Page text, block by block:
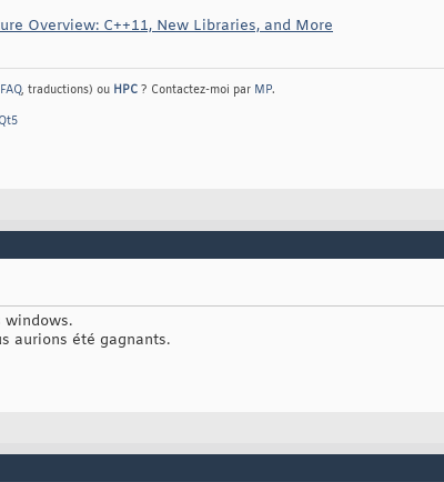
Overview: C++11, New Libraries, and More
FAQ, traductions) ou HPC ? Contactez-moi par MP.
windows.
aurions été gagnants.